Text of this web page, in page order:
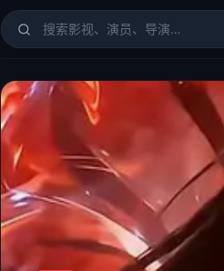
51爱播- 电影、电视剧、动漫、